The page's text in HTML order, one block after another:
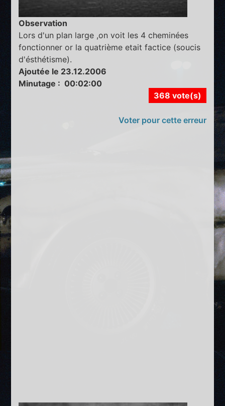
Observation
Lors d'un plan large ,on voit les 4 cheminées
fonctionner or la quatrième etait factice (soucis
d'ésthétisme).
Ajoutée le 23.12.2006
Minutage : 00:02:00
368 vote(s)
Voter pour cette erreur